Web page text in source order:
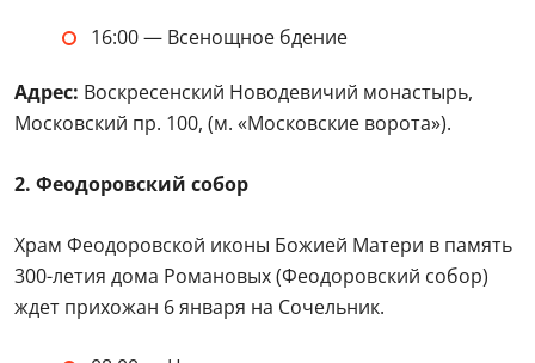
16:00 — Всенощное бдение
Адрес: Воскресенский Новодевичий монастырь,
Московский пр. 100, (м. «Московские ворота»).
2. Феодоровский собор
Храм Феодоровской иконы Божией Матери в память
300-летия дома Романовых (Феодоровский собор)
ждет прихожан 6 января на Сочельник.